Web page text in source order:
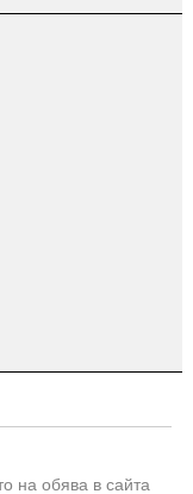
на обява в сайта